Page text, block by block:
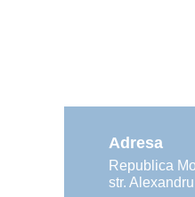
Adresa
Republica
str.